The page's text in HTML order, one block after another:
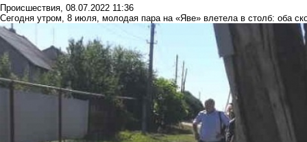
Происшествия, 08.07.2022 11:36
Сегодня утром, 8 июля, молодая пара на «Яве» влетела в столб: оба